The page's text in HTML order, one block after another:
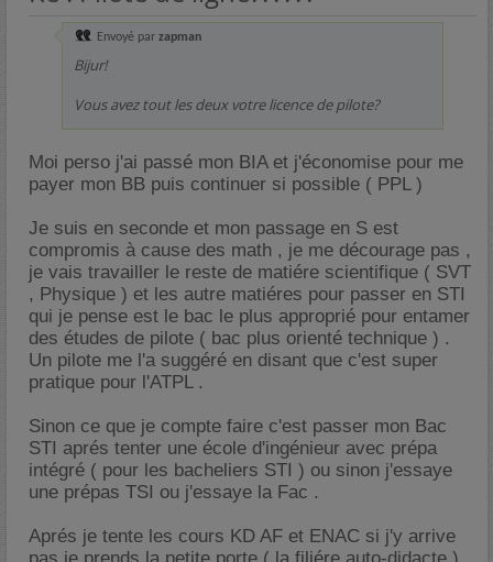
Envoyé par zapman
Bijur!
Vous avez tout les deux votre licence de pilote?
Moi perso j'ai passé mon BIA et j'économise pour me
payer mon BB puis continuer si possible ( PPL )
Je suis en seconde et mon passage en S est
compromis à cause des math , je me décourage pas ,
je vais travailler le reste de matiére scientifique ( SVT
, Physique ) et les autre matiéres pour passer en STI
qui je pense est le bac le plus approprié pour entamer
des études de pilote ( bac plus orienté technique ) .
Un pilote me l'a suggéré en disant que c'est super
pratique pour l'ATPL .
Sinon ce que je compte faire c'est passer mon Bac
STI aprés tenter une école d'ingénieur avec prépa
intégré ( pour les bacheliers STI ) ou sinon j'essaye
une prépas TSI ou j'essaye la Fac .
Aprés je tente les cours KD AF et ENAC si j'y arrive